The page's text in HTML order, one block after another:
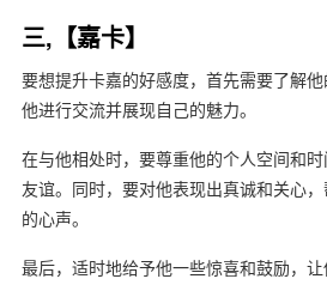
三,【嘉卡】
要想提升卡嘉的好感度，首先需要了解
他进行交流并展现自己的魅力。
在与他相处时，要尊重他的个人空间和
友谊。同时，要对他表现出真诚和关心
的心声。
最后，适时地给予他一些惊喜和鼓励，